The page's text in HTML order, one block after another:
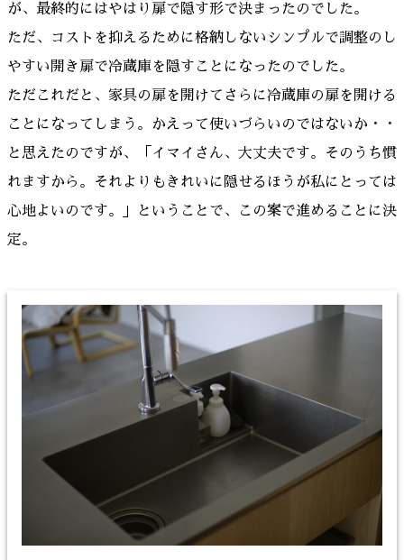
が、最終的にはやはり扉で隠す形で決まったのでした。
ただ、コストを抑えるために格納しないシンプルで調整のし
やすい開き扉で冷蔵庫を隠すことになったのでした。
ただこれだと、家具の扉を開けてさらに冷蔵庫の扉を開ける
ことになってしまう。かえって使いづらいのではないか・・
と思えたのですが、「イマイさん、大丈夫です。そのうち慣
れますから。それよりもきれいに隠せるほうが私にとっては
心地よいのです。」ということで、この案で進めることに決
定。